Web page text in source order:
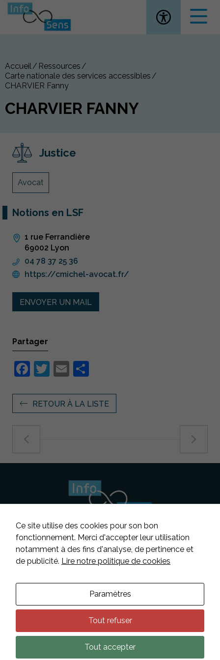
Ouvrir la
Accueil
Ressources
Carte nationale des services accessibles
CHARVIER Fanny
CHARVIER FANNY
Justice
Avocat
Notions en LSF
1 rue Ferrandière
69002 Lyon
04 78 37 25 36
https://cmichel-avocat.fr/
ENVOYER UN MAIL
Partager
Facebook
Twitter
Email
RETOUR À LA LISTE
Suivez-nous
Contacter INFOSENS
Mentions légales
Données personnelles
Plan du site
Ce site utilise des cookies pour son bon
fonctionnement. Merci d'accepter leur utilisation
notamment à des fins d'analyse, de pertinence et
de publicité. Lire notre politique de cookies
Paramètres
Tout refuser
Tout accepterNécessaire